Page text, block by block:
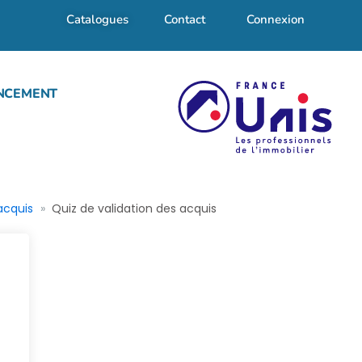
Catalogues Contact Connexion
Quiz de validation des acquis